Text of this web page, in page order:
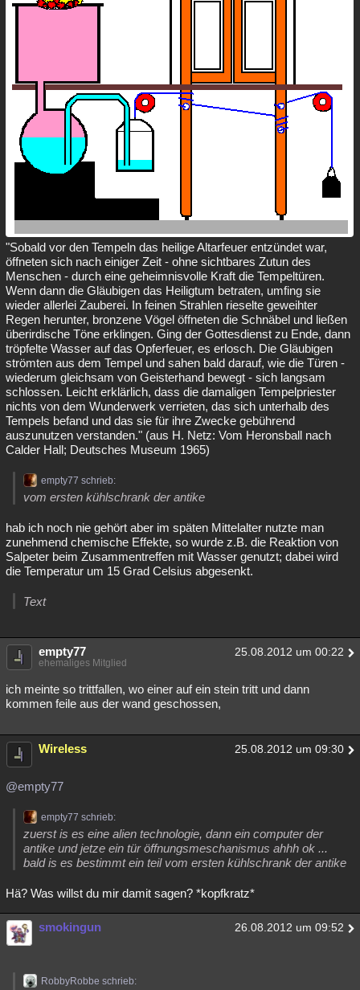
"Sobald vor den Tempeln das heilige Altarfeuer entzündet war,
öffneten sich nach einiger Zeit - ohne sichtbares Zutun des
Menschen - durch eine geheimnisvolle Kraft die Tempeltüren.
Wenn dann die Gläubigen das Heiligtum betraten, umfing sie
wieder allerlei Zauberei. In feinen Strahlen rieselte geweihter
Regen herunter, bronzene Vögel öffneten die Schnäbel und ließen
überirdische Töne erklingen. Ging der Gottesdienst zu Ende, dann
tröpfelte Wasser auf das Opferfeuer, es erlosch. Die Gläubigen
strömten aus dem Tempel und sahen bald darauf, wie die Türen -
wiederum gleichsam von Geisterhand bewegt - sich langsam
schlossen. Leicht erklärlich, dass die damaligen Tempelpriester
nichts von dem Wunderwerk verrieten, das sich unterhalb des
Tempels befand und das sie für ihre Zwecke gebührend
auszunutzen verstanden." (aus H. Netz: Vom Heronsball nach
Calder Hall; Deutsches Museum 1965)
empty77 schrieb:
vom ersten kühlschrank der antike
hab ich noch nie gehört aber im späten Mittelalter nutzte man
zunehmend chemische Effekte, so wurde z.B. die Reaktion von
Salpeter beim Zusammentreffen mit Wasser genutzt; dabei wird
die Temperatur um 15 Grad Celsius abgesenkt.
Text
empty77 25.08.2012 um 00:22
ehemaliges Mitglied
ich meinte so trittfallen, wo einer auf ein stein tritt und dann
kommen feile aus der wand geschossen,
Wireless 25.08.2012 um 09:30
@empty77
empty77 schrieb:
zuerst is es eine alien technologie, dann ein computer der
antike und jetze ein tür öffnungsmeschanismus ahhh ok ...
bald is es bestimmt ein teil vom ersten kühlschrank der antike
Hä? Was willst du mir damit sagen? *kopfkratz*
smokingun 26.08.2012 um 09:52
RobbyRobbe schrieb: